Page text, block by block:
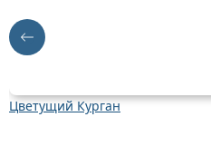
Цветущий Курган